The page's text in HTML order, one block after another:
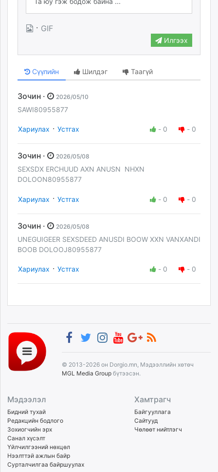
· GIF
Илгээх
Сүүлийн Шилдэг Таагүй
Зочин · 2026/05/10
SAWI80955877
Хариулах · Устгах - 0 - 0
Зочин · 2026/05/08
SEXSDX ERCHUUD AXN ANUSN NHXN
DOLOON80955877
Хариулах · Устгах - 0 - 0
Зочин · 2026/05/08
UNEGUIGEER SEXSDEED ANUSDI BOOW XXN VANXANDI
BOOB DOLOOJ80955877
Хариулах · Устгах - 0 - 0
© 2013-2026 он Dorgio.mn, Мэдээллийн хөтөч
MGL Media Group бүтээсэн.
Мэдээлэл
Бидний тухай
Редакцийн бодлого
Зохиогчийн эрх
Санал хүсэлт
Үйлчилгээний нөхцөл
Нээлттэй ажлын байр
Сурталчилгаа байршуулах
Хамтрагч
Байгууллага
Сайтууд
Чөлөөт нийтлэгч